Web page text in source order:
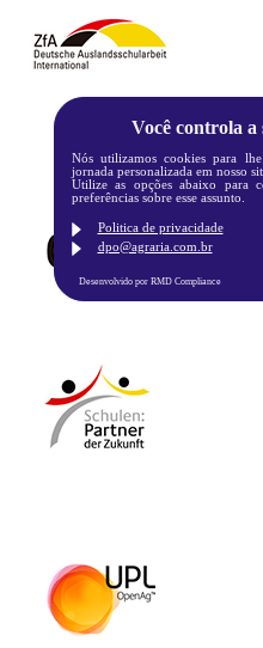
Você controla
Nós utilizamos cookies para
jornada personalizada em nosso
Utilize as opções abaixo para
preferências sobre esse assunto.
Politica de privacidade
dpo@agraria.com.br
Desenvolvido por RMD Compliance